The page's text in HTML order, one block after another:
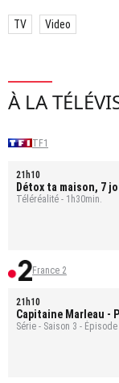
TV Video
À LA
TF1
21h10
Détox ta maison, 7
Bastien
Téléréalité - 1h30min.
France 2
21h10
Capitaine Marleau -
Série - Saison 3 - Épisode